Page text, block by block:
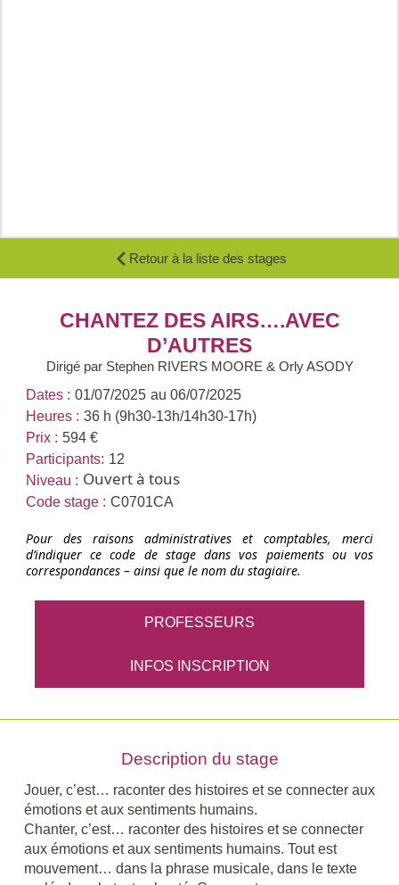
Retour à la liste des stages
CHANTEZ DES AIRS….AVEC
D’AUTRES
Dirigé par Stephen RIVERS MOORE & Orly ASODY
Dates : 01/07/2025 au 06/07/2025
Heures : 36 h (9h30-13h/14h30-17h)
Prix : 594 €
Participants: 12
Niveau : Ouvert à tous
Code stage : C0701CA
Pour des raisons administratives et comptables, merci
d’indiquer ce code de stage dans vos paiements ou vos
correspondances – ainsi que le nom du stagiaire.
PROFESSEURS
INFOS INSCRIPTION
Description du stage
Jouer, c’est… raconter des histoires et se connecter aux
émotions et aux sentiments humains.
Chanter, c’est… raconter des histoires et se connecter
aux émotions et aux sentiments humains. Tout est
mouvement… dans la phrase musicale, dans le texte